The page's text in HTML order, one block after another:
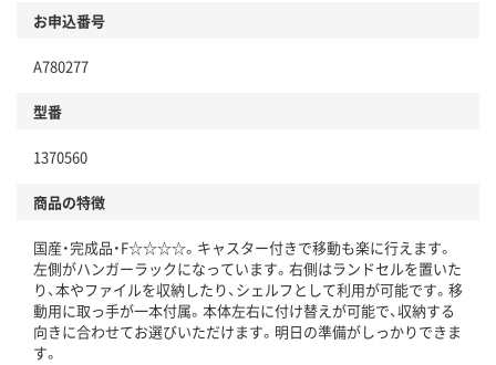
お申込番号
A780277
型番
1370560
商品の特徴
国産・完成品・F☆☆☆☆。キャスター付きで移動も楽に行えます。
左側がハンガーラックになっています。右側はランドセルを置いた
り、本やファイルを収納したり、シェルフとして利用が可能です。移
動用に取っ手が一本付属。本体左右に付け替えが可能で、収納する
向きに合わせてお選びいただけます。明日の準備がしっかりできま
す。